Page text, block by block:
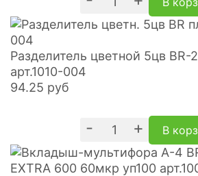
Разделитель цветной 5цв BR-
арт.1010-004
94.25 руб
- + В